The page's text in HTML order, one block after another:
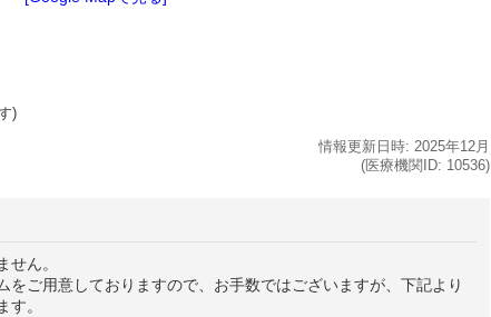
)
情報更新日時: 2025年12月
(医療機関ID: 10536)
せん。
をご用意しておりますので、お手数ではございますが、下記より
。